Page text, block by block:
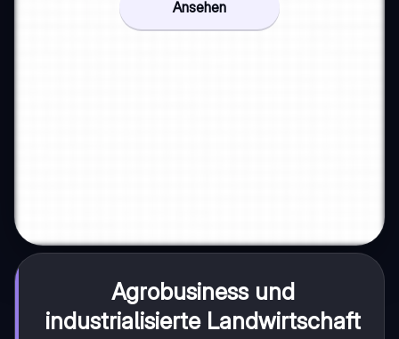
Ansehen
Agrobusiness und
industrialisierte Landwirtschaft